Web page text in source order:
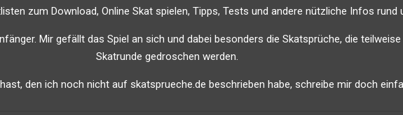
zum Download, Online Skat spielen, Tipps, Tests und andere nützliche Infos
Mir gefällt das Spiel an sich und dabei besonders die Skatsprüche, die
Skatrunde gedroschen werden.
den ich noch nicht auf skatsprueche.de beschrieben habe, schreibe mir doch